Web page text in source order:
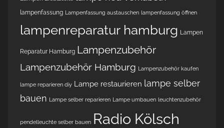
lampenfassung Lampenfassung austauschen lampenfassung öffnen
lampenreparatur hamburg Lampen
Reparatur Hamburg Lampenzubehör
Lampenzubehör Hamburg Lampenzubehör kaufen
lampe reparieren diy Lampe restaurieren lampe selber
bauen Lampe selber reparieren Lampe umbauen leuchtenzubehör
pendelleuchte selber bauen Radio Kölsch